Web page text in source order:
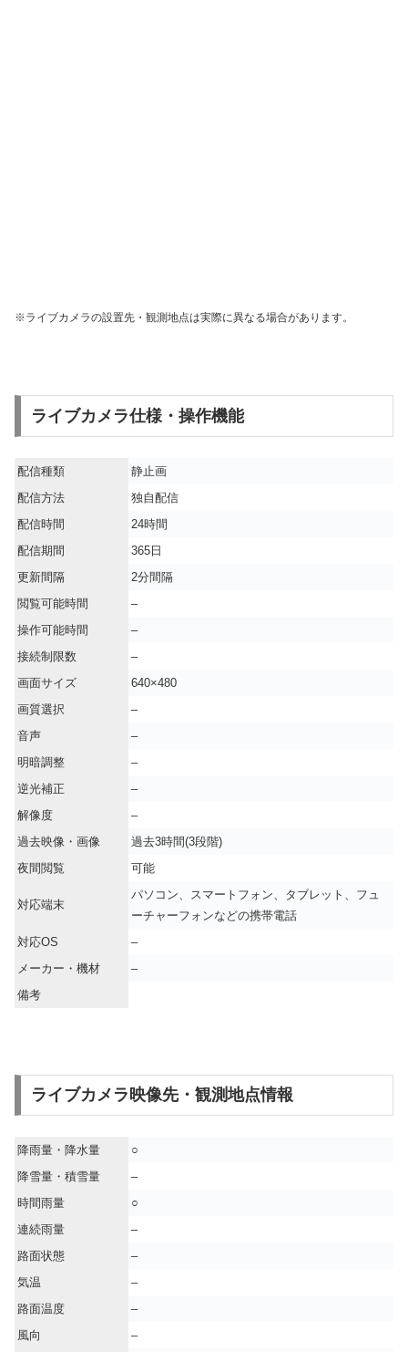
※ライブカメラの設置先・観測地点は実際に異なる場合があります。
ライブカメラ仕様・操作機能
配信種類
静止画
配信方法
独自配信
配信時間
24時間
配信期間
365日
更新間隔
2分間隔
閲覧可能時間
–
操作可能時間
–
接続制限数
–
画面サイズ
640×480
画質選択
–
音声
–
明暗調整
–
逆光補正
–
解像度
–
過去映像・画像
過去3時間(3段階)
夜間閲覧
可能
対応端末
パソコン、スマートフォン、タブレット、フュ
ーチャーフォンなどの携帯電話
対応OS
–
メーカー・機材
–
備考
ライブカメラ映像先・観測地点情報
降雨量・降水量
○
降雪量・積雪量
–
時間雨量
○
連続雨量
–
路面状態
–
気温
–
路面温度
–
風向
–